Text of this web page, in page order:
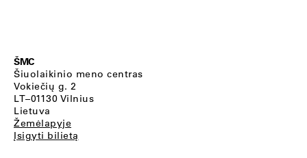
ŠMC
Šiuolaikinio meno centras
Vokiečių g. 2
LT–01130 Vilnius
Lietuva
Žemėlapyje
Įsigyti bilietą